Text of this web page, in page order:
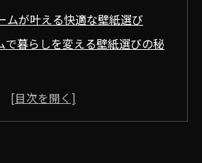
ムが叶える快適な壁紙選び
で暮らしを変える壁紙選びの秘
向け壁紙リフォームの注目ポイ